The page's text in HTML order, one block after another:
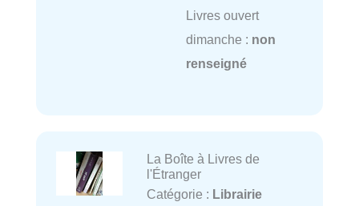
Livres ouvert
dimanche : non
renseigné
La Boîte à Livres de
l'Étranger
Catégorie : Librairie